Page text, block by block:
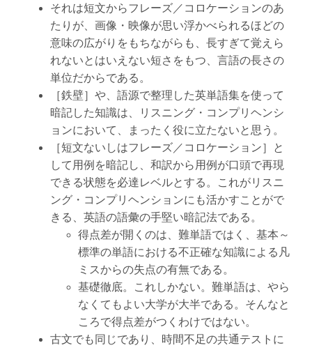
それは短文からフレーズ／コロケーションのあ
たりが、画像・映像が思い浮かべられるほどの
意味の広がりをもちながらも、長すぎて覚えら
れないとはいえない短さをもつ、言語の長さの
単位だからである。
［鉄壁］や、語源で整理した英単語集を使って
暗記した知識は、リスニング・コンプリヘンシ
ョンにおいて、まったく役に立たないと思う。
［短文ないしはフレーズ／コロケーション］と
して用例を暗記し、和訳から用例が口頭で再現
できる状態を必達レベルとする。これがリスニ
ング・コンプリヘンションにも活かすことがで
きる、英語の語彙の手堅い暗記法である。
得点差が開くのは、難単語ではく、基本～
標準の単語における不正確な知識による凡
ミスからの失点の有無である。
基礎徹底。これしかない。難単語は、やら
なくてもよい大学が大半である。そんなと
ころで得点差がつくわけではない。
古文でも同じであり、時間不足の共通テストに